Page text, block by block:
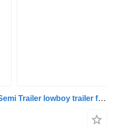
ZW-Trailer 4 Axle Lowbed Semi Trailer lowboy trailer for tanzania